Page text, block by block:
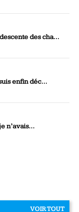
des cha...
enfin déc...
n’avais...
VOIR TOUT